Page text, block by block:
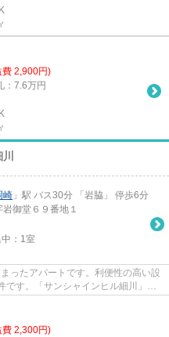
費 2,900円)
：7.6万円
崎 」駅 バス30分 「岩脇」 停歩6分
岩御堂６９番地１
： 1室
ったアパートです。利便性の高い設
です。「サンシャインヒル細川」の
費 2,300円)